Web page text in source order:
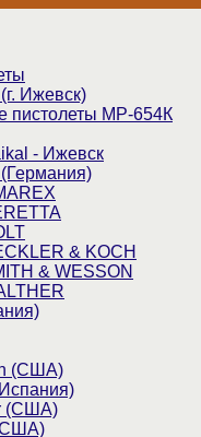
Ижевск)
пистолеты МР-654К
- Ижевск
& KOCH
& WESSON
(США)
(США)